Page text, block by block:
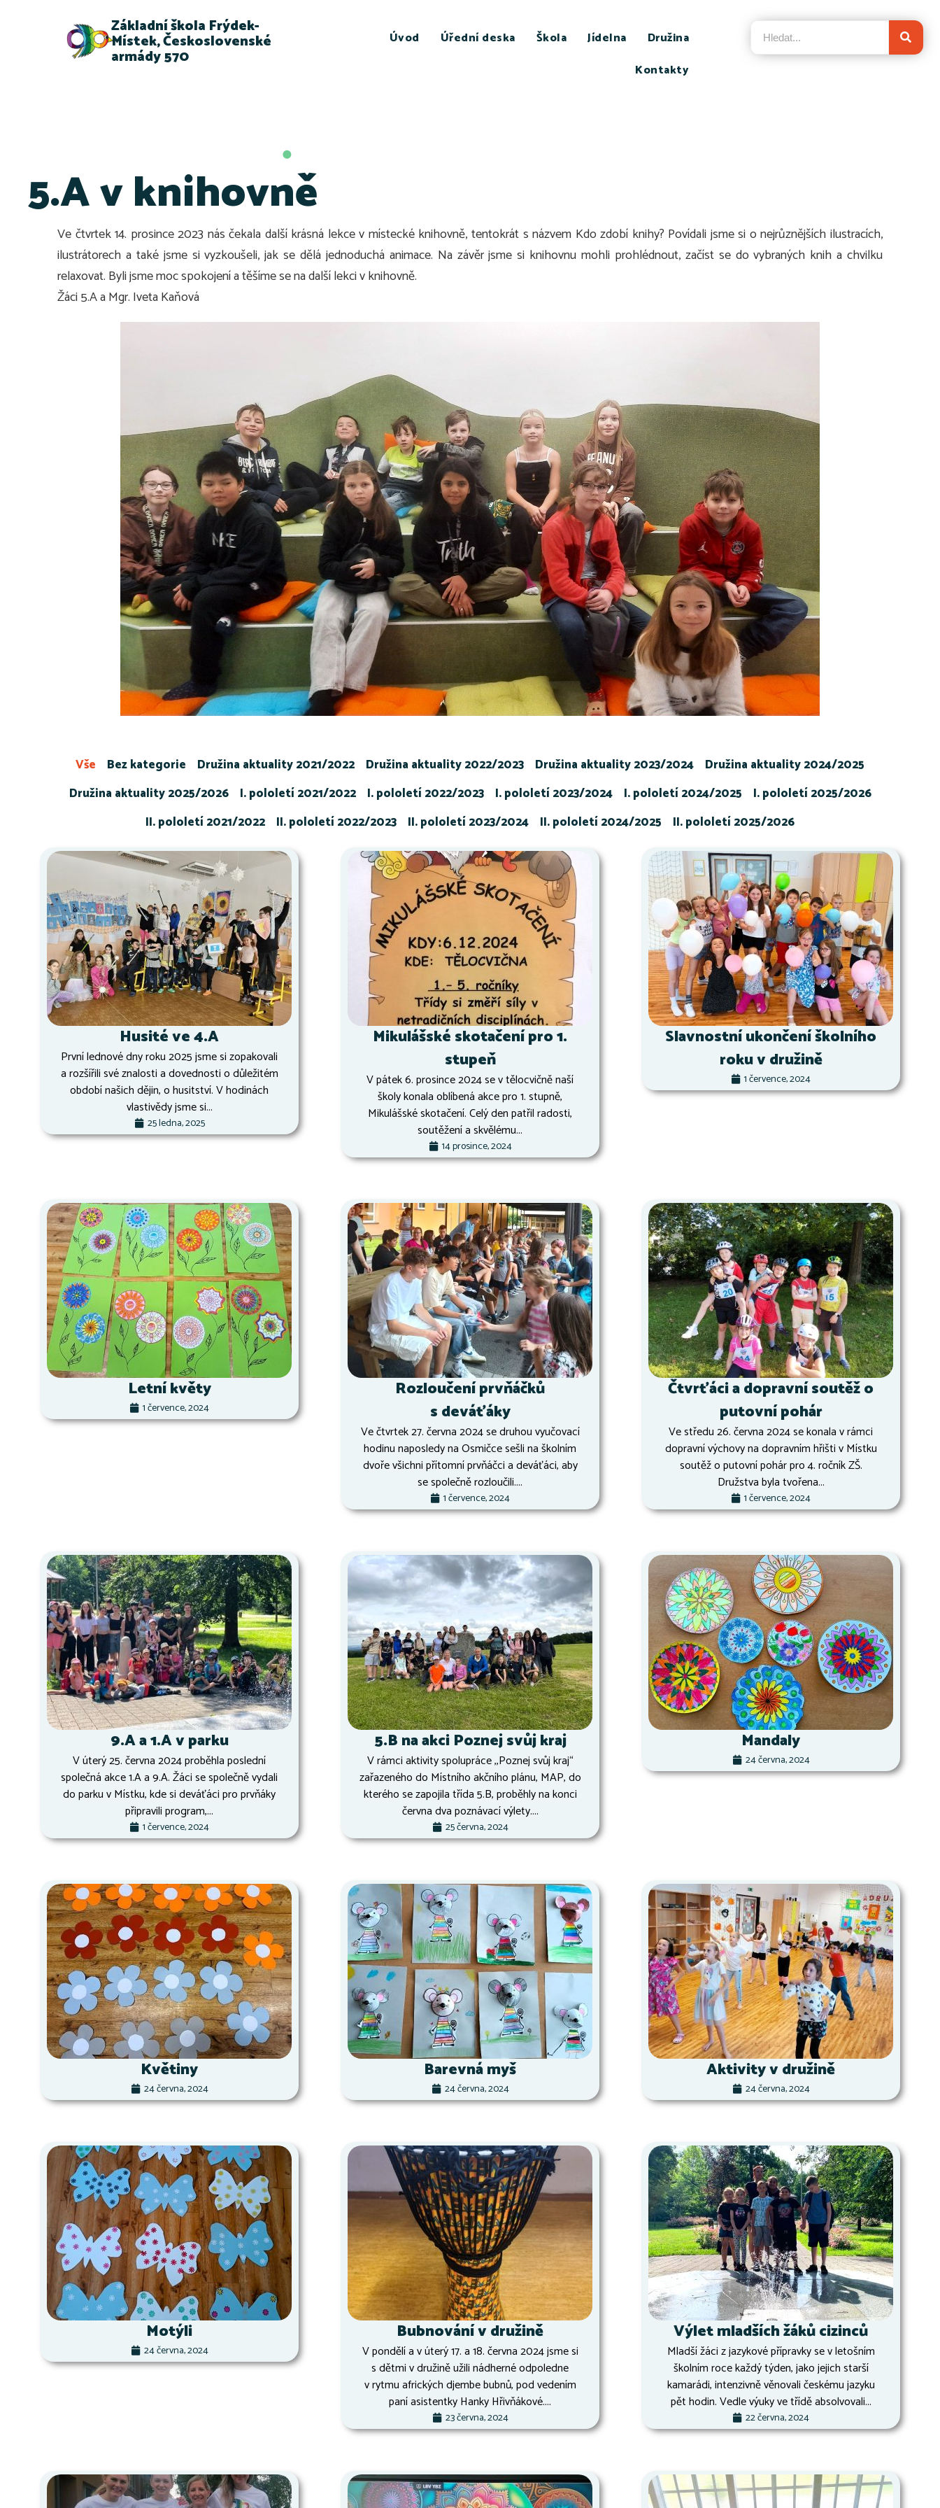
Základní škola Frýdek-
Místek, Československé
armády 570
Úvod Úřední deska Škola Jídelna
Družina
Kontakty
5.A v knihovně
Ve čtvrtek 14. prosince 2023 nás čekala další krásná lekce v místecké knihovně, tentokrát s názvem Kdo zdobí knihy? Povídali jsme si o nejrůznějších ilustracích,
ilustrátorech a také jsme si vyzkoušeli, jak se dělá jednoduchá animace. Na závěr jsme si knihovnu mohli prohlédnout, začíst se do vybraných knih a chvilku
relaxovat. Byli jsme moc spokojení a těšíme se na další lekci v knihovně.
Žáci 5.A a Mgr. Iveta Kaňová
Bez kategorie Družina aktuality 2021/2022 Družina aktuality 2022/2023 Družina aktuality 2023/2024
Družina aktuality 2024/2025
Družina aktuality 2025/2026
I. pololetí 2021/2022 I. pololetí 2022/2023 I. pololetí 2023/2024 I. pololetí 2024/2025
I. pololetí 2025/2026
II. pololetí 2021/2022
II. pololetí 2022/2023 II. pololetí 2023/2024 II. pololetí 2024/2025 II. pololetí 2025/2026
Vše
Husité ve 4.A
První lednové dny roku 2025 jsme si zopakovali
a rozšířili své znalosti a dovednosti o důležitém
období našich dějin, o husitství. V hodinách
vlastivědy jsme si...
25 ledna, 2025
Mikulášské skotačení pro 1.
stupeň
V pátek 6. prosince 2024 se v tělocvičně naší
školy konala oblíbená akce pro 1. stupně,
Mikulášské skotačení. Celý den patřil radosti,
soutěžení a skvělému...
14 prosince, 2024
Slavnostní ukončení školního
roku v družině
1 července, 2024
Letní květy
1 července, 2024
Rozloučení prvňáčků
s deváťáky
Ve čtvrtek 27. června 2024 se druhou vyučovací
hodinu naposledy na Osmičce sešli na školním
dvoře všichni přítomní prvňáčci a deváťáci, aby
se společně rozloučili....
1 července, 2024
Čtvrťáci a dopravní soutěž o
putovní pohár
Ve středu 26. června 2024 se konala v rámci
dopravní výchovy na dopravním hřišti v Místku
soutěž o putovní pohár pro 4. ročník ZŠ.
Družstva byla tvořena...
1 července, 2024
9.A a 1.A v parku
V úterý 25. června 2024 proběhla poslední
společná akce 1.A a 9.A. Žáci se společně vydali
do parku v Místku, kde si deváťáci pro prvňáky
připravili program,...
1 července, 2024
5.B na akci Poznej svůj kraj
V rámci aktivity spolupráce ,,Poznej svůj kraj“
zařazeného do Místního akčního plánu, MAP, do
kterého se zapojila třída 5.B, proběhly na konci
června dva poznávací výlety....
25 června, 2024
Mandaly
24 června, 2024
Květiny
24 června, 2024
Barevná myš
24 června, 2024
Aktivity v družině
24 června, 2024
Motýli
24 června, 2024
Bubnování v družině
V pondělí a v úterý 17. a 18. června 2024 jsme si
s dětmi v družině užili nádherné odpoledne
v rytmu afrických djembe bubnů, pod vedením
paní asistentky Hanky Hřivňákové....
23 června, 2024
Výlet mladších žáků cizinců
Mladší žáci z jazykové přípravky se v letošním
školním roce každý týden, jako jejich starší
kamarádi, intenzivně věnovali českému jazyku
pět hodin. Vedle výuky ve třídě absolvovali...
22 června, 2024